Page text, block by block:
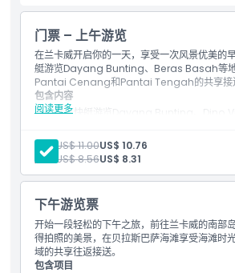
儿童成人政策
接车时间 送车时间
营业时间
需要了解的事项
位置
门票 – 上午游览
在兰卡威开启你的一天，享受一次风景优美的
艇游览Dayang Bunting、Beras Basah等地
Pantai Cenang和Pantai Tengah的共享接
阅读更多
包含内容
共享快艇游览Dayang Bunting、Dino
在Beras Basah岛进行海滩放松
共享酒店接送（Pantai Cenang和
Teluk Baru码头集合
成人: US$ 11.00US$ 10.76
儿童:
US$ 8.56US$ 8.31
下午游览票
开始一段轻松的下午之旅，前往兰卡威的南部
得拍照的美景，在贝拉斯巴萨海滩享受海滩时
域的共享往返接送。
包含项目